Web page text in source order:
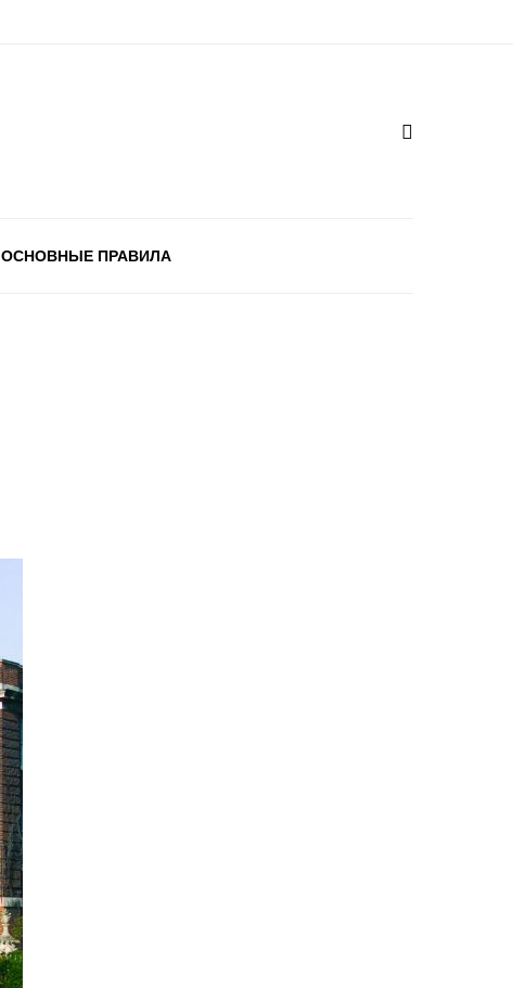
ОСНОВНЫЕ ПРАВИЛА